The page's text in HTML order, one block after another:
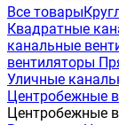
Все товары
Квадратные
канальные
вентиляторы
Уличные
Центробежные
Центробежные